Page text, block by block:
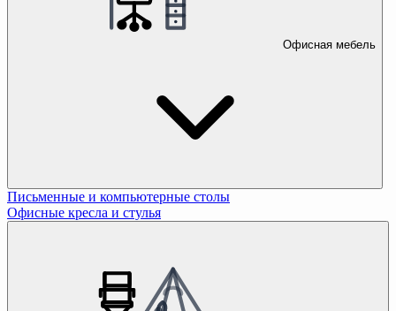
Офисная мебель
Письменные и компьютерные столы
Офисные кресла и стулья